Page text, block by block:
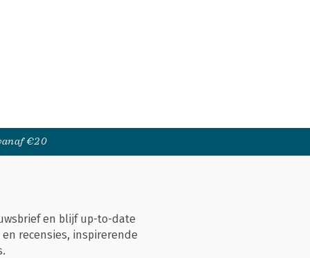
€20
en blijf up-to-date
recensies, inspirerende